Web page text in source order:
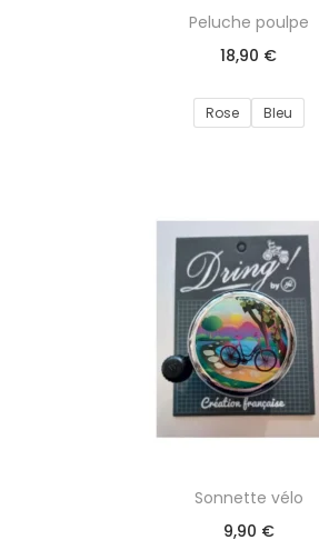
Peluche poulpe
18,90 €
Rose Bleu
Sonnette vélo
9,90 €